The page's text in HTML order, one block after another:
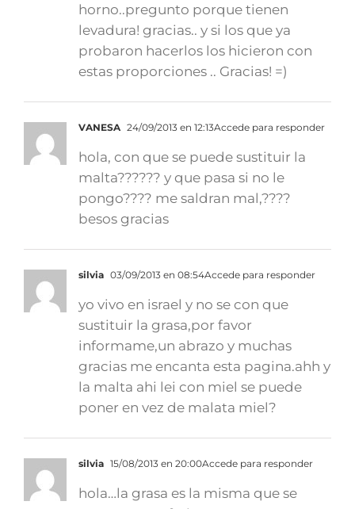
horno..pregunto porque tienen
levadura! gracias.. y si los que ya
probaron hacerlos los hicieron con
estas proporciones .. Gracias! =)
VANESA 24/09/2013 en 12:13Accede para responder
hola, con que se puede sustituir la
malta?????? y que pasa si no le
pongo???? me saldran mal,????
besos gracias
silvia 03/09/2013 en 08:54Accede para responder
yo vivo en israel y no se con que
sustituir la grasa,por favor
informame,un abrazo y muchas
gracias me encanta esta pagina.ahh y
la malta ahi lei con miel se puede
poner en vez de malata miel?
silvia 15/08/2013 en 20:00Accede para responder
hola…la grasa es la misma que se